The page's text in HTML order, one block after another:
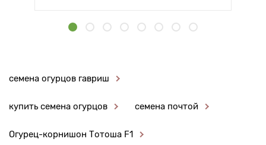
семена огурцов гавриш
купить семена огурцов семена почтой
Огурец-корнишон Тотоша F1